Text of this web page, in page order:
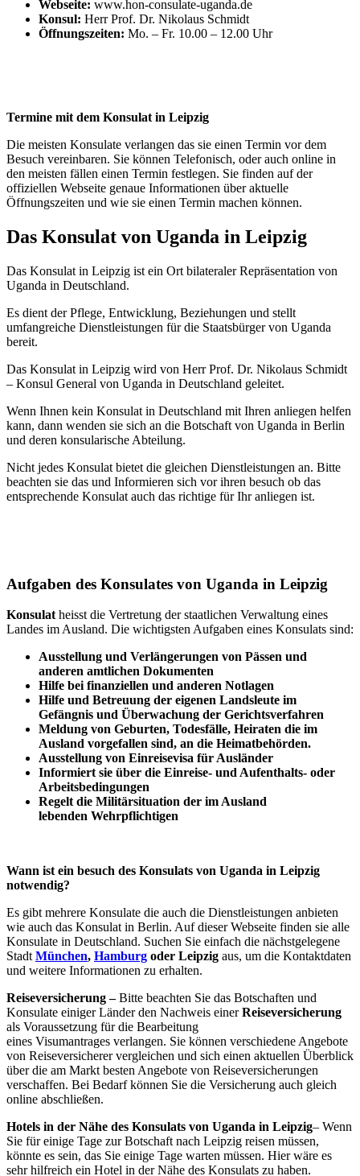
Webseite: www.hon-consulate-uganda.de
Konsul: Herr Prof. Dr. Nikolaus Schmidt
Öffnungszeiten: Mo. – Fr. 10.00 – 12.00 Uhr
Termine mit dem Konsulat in Leipzig
Die meisten Konsulate verlangen das sie einen Termin vor dem
Besuch vereinbaren. Sie können Telefonisch, oder auch online in
den meisten fällen einen Termin festlegen. Sie finden auf der
offiziellen Webseite genaue Informationen über aktuelle
Öffnungszeiten und wie sie einen Termin machen können.
Das Konsulat von Uganda in Leipzig
Das Konsulat in Leipzig ist ein Ort bilateraler Repräsentation von
Uganda in Deutschland.
Es dient der Pflege, Entwicklung, Beziehungen und stellt
umfangreiche Dienstleistungen für die Staatsbürger von Uganda
bereit.
Das Konsulat in Leipzig wird von Herr Prof. Dr. Nikolaus Schmidt
– Konsul General von Uganda in Deutschland geleitet.
Wenn Ihnen kein Konsulat in Deutschland mit Ihren anliegen helfen
kann, dann wenden sie sich an die Botschaft von Uganda in Berlin
und deren konsularische Abteilung.
Nicht jedes Konsulat bietet die gleichen Dienstleistungen an. Bitte
beachten sie das und Informieren sich vor ihren besuch ob das
entsprechende Konsulat auch das richtige für Ihr anliegen ist.
Aufgaben des Konsulates von Uganda in Leipzig
Konsulatheisst die Vertretung der staatlichen Verwaltung eines
Landes im Ausland. Die wichtigsten Aufgaben eines Konsulats sind:
Ausstellung und Verlängerungen von Pässen und
anderen amtlichen Dokumenten
Hilfe bei finanziellen und anderen Notlagen
Hilfe und Betreuung der eigenen Landsleute im
Gefängnis und Überwachung der Gerichtsverfahren
Meldung von Geburten, Todesfälle, Heiraten die im
Ausland vorgefallen sind, an die Heimatbehörden.
Ausstellung von Einreisevisa für Ausländer
Informiert sie über die Einreise- und Aufenthalts- oder
Arbeitsbedingungen
Regelt die Militärsituation der im Ausland
lebenden Wehrpflichtigen
Wann ist ein besuch des Konsulats von Uganda in Leipzig
notwendig?
Es gibt mehrere Konsulate die auch die Dienstleistungen anbieten
wie auch das Konsulat in Berlin. Auf dieser Webseite finden sie alle
Konsulate in Deutschland. Suchen Sie einfach die nächstgelegene
StadtMünchen, Hamburg oder Leipzig aus, um die Kontaktdaten
und weitere Informationen zu erhalten.
Reiseversicherung –Bitte beachten Sie das Botschaften und
Konsulate einiger Länder den Nachweis einerReiseversicherung
als Voraussetzung für die Bearbeitung
eines Visumantrages verlangen. Sie können verschiedene Angebote
von Reiseversicherer vergleichen und sich einen aktuellen Überblick
über die am Markt besten Angebote von Reiseversicherungen
verschaffen. Bei Bedarf können Sie die Versicherung auch gleich
online abschließen.
Hotels in der Nähe des Konsulats von Uganda in Leipzig– Wenn
Sie für einige Tage zur Botschaft nach Leipzig reisen müssen,
könnte es sein, das Sie einige Tage warten müssen. Hier wäre es
sehr hilfreich ein Hotel in der Nähe des Konsulats zu haben.